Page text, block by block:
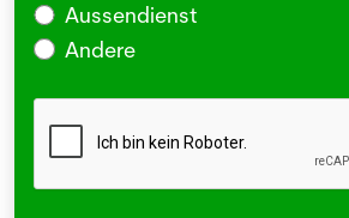
Aussendienst
Andere